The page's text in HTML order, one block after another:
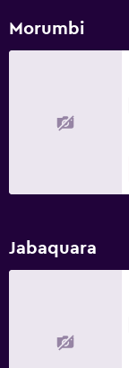
Morumbi
Jabaquara